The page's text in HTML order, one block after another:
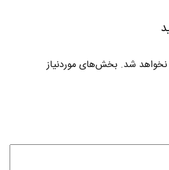
نخواهد شد. بخش‌های موردنیاز